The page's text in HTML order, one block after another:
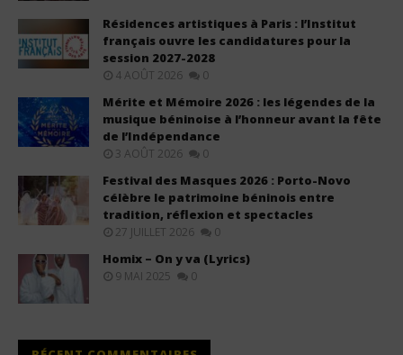
Résidences artistiques à Paris : l’Institut
français ouvre les candidatures pour la
session 2027-2028
4 AOÛT 2026 0
Mérite et Mémoire 2026 : les légendes de la
musique béninoise à l’honneur avant la fête
de l’Indépendance
3 AOÛT 2026 0
Festival des Masques 2026 : Porto-Novo
célèbre le patrimoine béninois entre
tradition, réflexion et spectacles
27 JUILLET 2026 0
Homix – On y va (Lyrics)
9 MAI 2025 0